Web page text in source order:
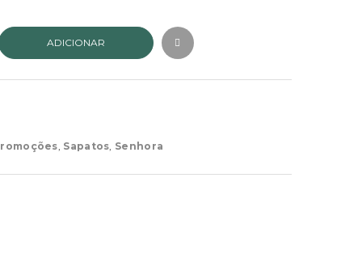
ADICIONAR
, Sapatos, Senhora